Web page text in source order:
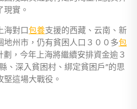
實。
海對口包養支援的西藏、云南、新
州市，仍有貧困人口３００多包
劃，今年上海將繼續安排資金逾３
、深入貧困村、綁定貧困戶”的思
這場大戰役。